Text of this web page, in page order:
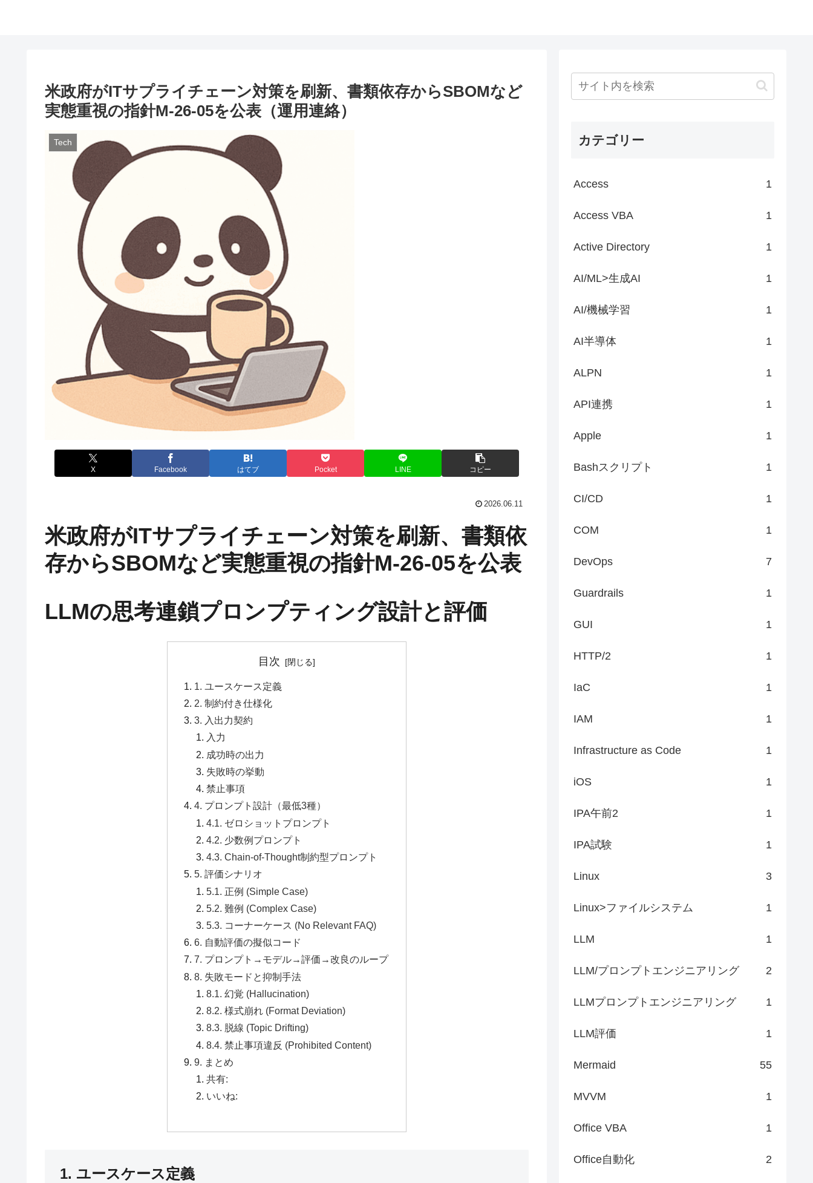
米政府がITサプライチェーン対策を刷新、書類依存からSBOMなど
実態重視の指針M-26-05を公表（運用連絡）
Tech
X Facebook はてブ Pocket LINE コピー
2026.06.11
米政府がITサプライチェーン対策を刷新、書類依
存からSBOMなど実態重視の指針M-26-05を公表
LLMの思考連鎖プロンプティング設計と評価
目次
1. ユースケース定義
2. 制約付き仕様化
3. 入出力契約
入力
成功時の出力
失敗時の挙動
禁止事項
4. プロンプト設計（最低3種）
4.1. ゼロショットプロンプト
4.2. 少数例プロンプト
4.3. Chain-of-Thought制約型プロンプト
5. 評価シナリオ
5.1. 正例 (Simple Case)
5.2. 難例 (Complex Case)
5.3. コーナーケース (No Relevant FAQ)
6. 自動評価の擬似コード
7. プロンプト→モデル→評価→改良のループ
8. 失敗モードと抑制手法
8.1. 幻覚 (Hallucination)
8.2. 様式崩れ (Format Deviation)
8.3. 脱線 (Topic Drifting)
8.4. 禁止事項違反 (Prohibited Content)
9. まとめ
共有:
いいね:
1. ユースケース定義
カテゴリー
Access 1
Access VBA 1
Active Directory 1
AI/ML>生成AI 1
AI/機械学習 1
AI半導体 1
ALPN 1
API連携 1
Apple 1
Bashスクリプト 1
CI/CD 1
COM 1
DevOps 7
Guardrails 1
GUI 1
HTTP/2 1
IaC 1
IAM 1
Infrastructure as Code 1
iOS 1
IPA午前2 1
IPA試験 1
Linux 3
Linux>ファイルシステム 1
LLM 1
LLM/プロンプトエンジニアリング 2
LLMプロンプトエンジニアリング 1
LLM評価 1
Mermaid 55
MVVM 1
Office VBA 1
Office自動化 2